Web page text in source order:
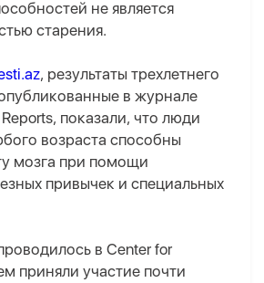
не является
старения.
, результаты трехлетнего
в журнале
показали, что люди
возраста способны
мозга при помощи
привычек и специальных
в Center for
приняли участие почти